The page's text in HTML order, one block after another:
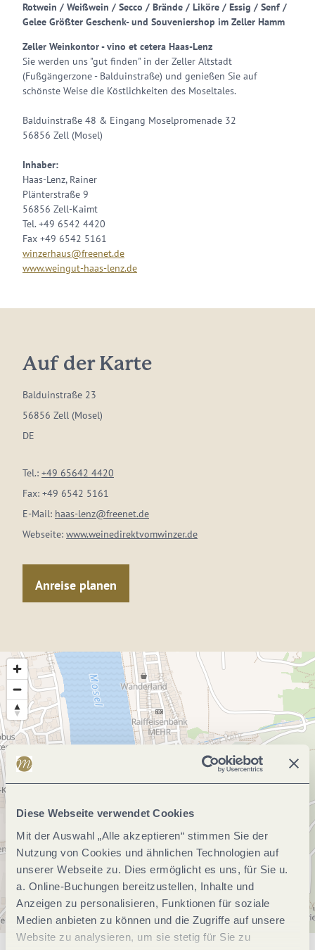
Diese Webseite verwendet Cookies
Mit der Auswahl „Alle akzeptieren“ stimmen Sie der
Nutzung von Cookies und ähnlichen Technologien auf
unserer Webseite zu. Dies ermöglicht es uns, für Sie u.
a. Online-Buchungen bereitzustellen, Inhalte und
Anzeigen zu personalisieren, Funktionen für soziale
Medien anbieten zu können und die Zugriffe auf unsere
Website zu analysieren, um sie stetig für Sie zu
Rotwein / Weißwein / Secco / Brände / Liköre / Essig / Senf /
Gelee Größter Geschenk- und Souveniershop im Zeller Hamm
Zeller Weinkontor - vino et cetera Haas-Lenz
Sie werden uns "gut finden" in der Zeller Altstadt
(Fußgängerzone - Balduinstraße) und genießen Sie auf
schönste Weise die Köstlichkeiten des Moseltales.
Balduinstraße 48 & Eingang Moselpromenade 32
56856 Zell (Mosel)
Inhaber:
Haas-Lenz, Rainer
Plänterstraße 9
56856 Zell-Kaimt
Tel. +49 6542 4420
Fax +49 6542 5161
winzerhaus@freenet.de
www.weingut-haas-lenz.de
Auf der Karte
Balduinstraße 23
56856 Zell (Mosel)
DE
Tel.: +49 65642 4420
Fax: +49 6542 5161
E-Mail: haas-lenz@freenet.de
Webseite: www.weinedirektvomwinzer.de
Anreise planen